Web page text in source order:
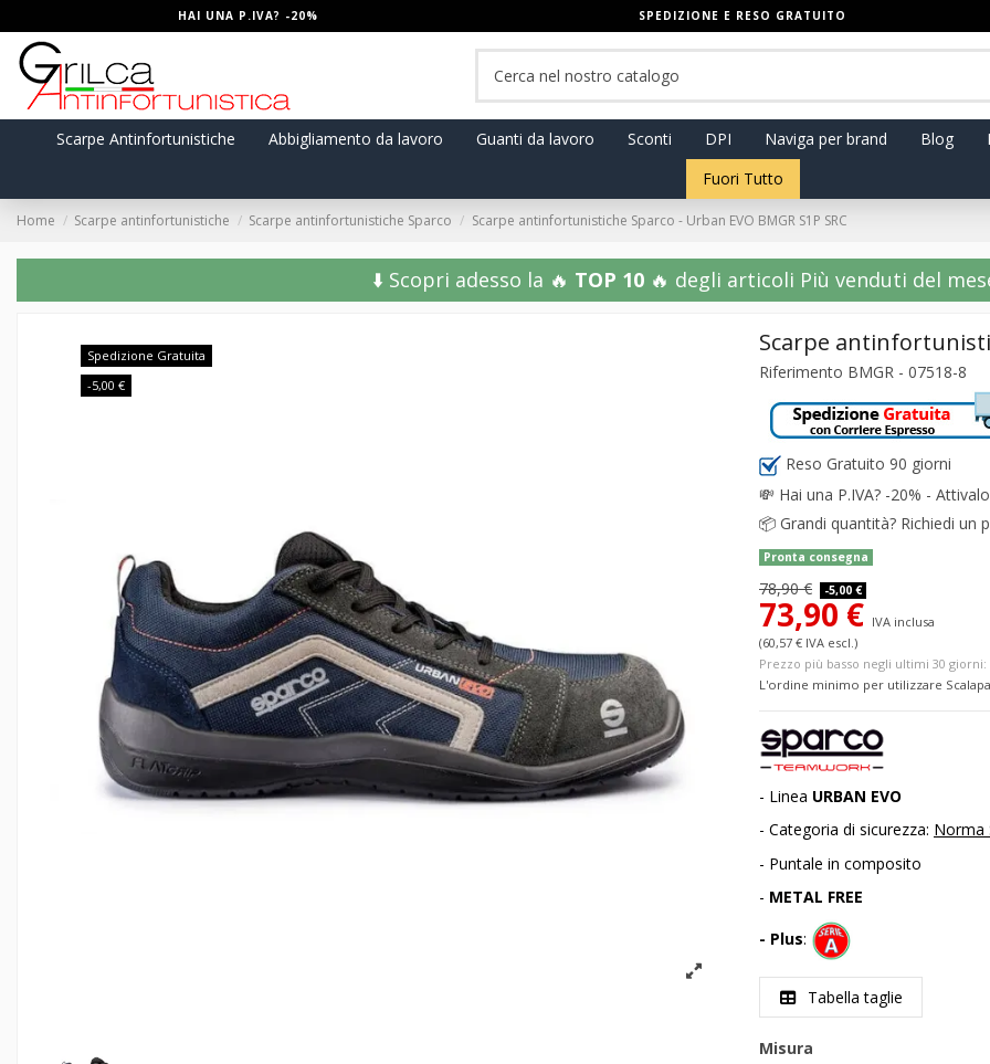
HAI UNA P.IVA? -20% SPEDIZIONE E RESO GRATUITO
Scarpe Antinfortunistiche
Abbigliamento da lavoro Guanti da lavoro Sconti DPI Naviga per brand Blog
Fuori Tutto
Home Scarpe antinfortunistiche Scarpe antinfortunistiche Sparco Scarpe antinfortunistiche Sparco - Urban EVO BMGR S1P SRC
⬇️ Scopri adesso la 🔥 TOP 10🔥 degli articoli Più venduti del
Spedizione Gratuita
-5,00 €
Scarpe
Riferimento BMGR - 07518-8
Reso Gratuito 90 giorni
💸 Hai una P.IVA? -20% -
📦 Grandi quantità? Richiedi un
Pronta consegna
78,90 € -5,00 €
73,90 € IVA inclusa
(60,57 € IVA escl.)
Prezzo più basso negli ultimi 30 giorni:
L'ordine minimo per utilizzare
- Linea URBAN EVO
- Categoria di sicurezza: Norma
- Puntale in composito
- METAL FREE
- Plus:
Tabella taglie
Misura